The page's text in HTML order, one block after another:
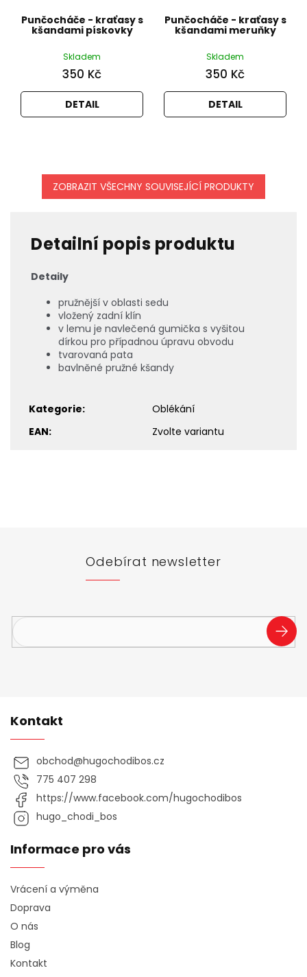
Punčocháče - kraťasy s
kšandami pískovky
Skladem
350 Kč
DETAIL
Punčocháče - kraťasy s
kšandami meruňky
Skladem
350 Kč
DETAIL
ZOBRAZIT VŠECHNY SOUVISEJÍCÍ PRODUKTY
Detailní popis produktu
Detaily
pružnější v oblasti sedu
vložený zadní klín
v lemu je navlečená gumička s vyšitou
dírkou pro případnou úpravu obvodu
tvarovaná pata
bavlněné pružné kšandy
Kategorie:
Oblékání
EAN: Zvolte variantu
Odebírat newsletter
SE
Kontakt
obchod@hugochodibos.cz
775 407 298
https://www.facebook.com/hugochodibos
hugo_chodi_bos
Informace pro vás
Vrácení a výměna
Doprava
O nás
Blog
Kontakt